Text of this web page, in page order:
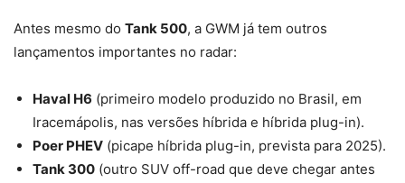
Antes mesmo do Tank 500, a GWM já tem outros
lançamentos importantes no radar:
Haval H6 (primeiro modelo produzido no Brasil, em
Iracemápolis, nas versões híbrida e híbrida plug-in).
Poer PHEV (picape híbrida plug-in, prevista para 2025).
Tank 300 (outro SUV off-road que deve chegar antes